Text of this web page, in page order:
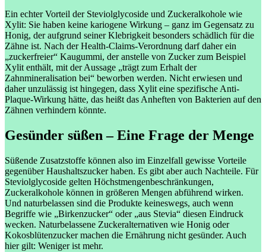
Ein echter Vorteil der Steviolglycoside und Zuckeralkohole wie
Xylit: Sie haben keine kariogene Wirkung – ganz im Gegensatz zu
Honig, der aufgrund seiner Klebrigkeit besonders schädlich für die
Zähne ist. Nach der Health-Claims-Verordnung darf daher ein
„zuckerfreier“ Kaugummi, der anstelle von Zucker zum Beispiel
Xylit enthält, mit der Aussage „trägt zum Erhalt der
Zahnmineralisation bei“ beworben werden. Nicht erwiesen und
daher unzulässig ist hingegen, dass Xylit eine spezifische Anti-
Plaque-Wirkung hätte, das heißt das Anheften von Bakterien auf den
Zähnen verhindern könnte.
Gesünder süßen – Eine Frage der Menge
Süßende Zusatzstoffe können also im Einzelfall gewisse Vorteile
gegenüber Haushaltszucker haben. Es gibt aber auch Nachteile. Für
Steviolglycoside gelten Höchstmengenbeschränkungen,
Zuckeralkohole können in größeren Mengen abführend wirken.
Und naturbelassen sind die Produkte keineswegs, auch wenn
Begriffe wie „Birkenzucker“ oder „aus Stevia“ diesen Eindruck
wecken. Naturbelassene Zuckeralternativen wie Honig oder
Kokosblütenzucker machen die Ernährung nicht gesünder. Auch
hier gilt: Weniger ist mehr.